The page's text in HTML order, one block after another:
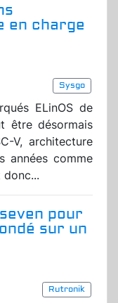
en charge
Sysgo
ELinOS de
être désormais
V, architecture
années comme
pour
sur un
Rutronik